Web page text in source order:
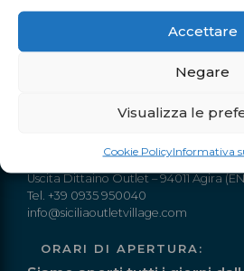
Accettare
Negare
Visualizza le
Cookie PolicyInformativa
Autostrada A19 Palermo-Catania
Uscita Dittaino Outlet – 94011 Agira
Tel. +39 0935 950040
info@siciliaoutletvillage.com
ORARI DI APERTURA: